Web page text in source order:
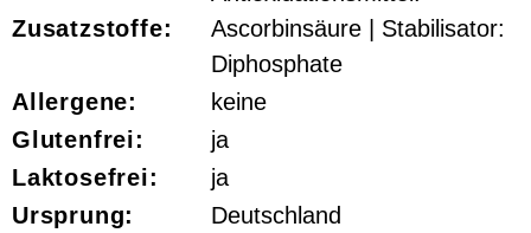
Zusatzstoffe:
Ascorbinsäure | Stabilisator:
Diphosphate
Allergene:
keine
Glutenfrei:
ja
Laktosefrei:
ja
Ursprung:
Deutschland